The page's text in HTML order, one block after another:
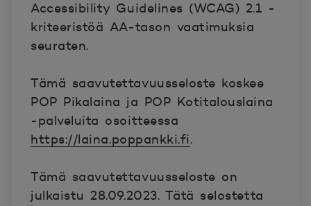
Accessibility Guidelines (WCAG) 2.1 -
kriteeristöä AA-tason vaatimuksia
seuraten.
Tämä saavutettavuusseloste koskee
POP Pikalaina ja POP Kotitalouslaina
-palveluita osoitteessa
https://laina.poppankki.fi.
Tämä saavutettavuusseloste on
julkaistu 28.09.2023. Tätä selostetta